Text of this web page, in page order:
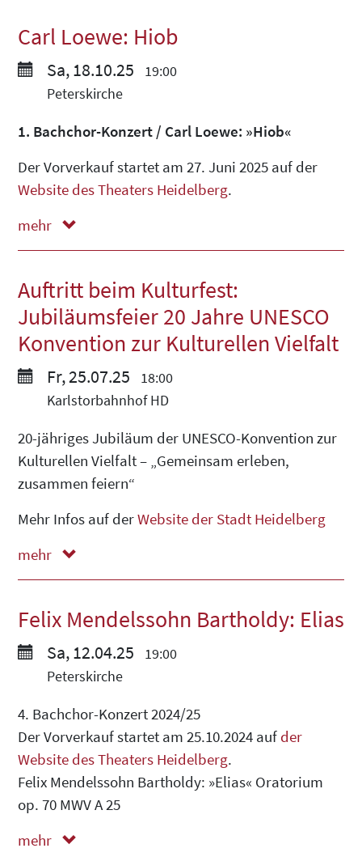
Carl Loewe: Hiob
Sa, 18.10.25
19:00
Peterskirche
1. Bachchor-Konzert / Carl Loewe: »Hiob«
Der Vorverkauf startet am 27. Juni 2025 auf der
Website des Theaters Heidelberg.
mehr
weniger
Auftritt beim Kulturfest:
Jubiläumsfeier 20 Jahre UNESCO
Konvention zur Kulturellen Vielfalt
Fr, 25.07.25
18:00
Karlstorbahnhof HD
20-jähriges Jubiläum der UNESCO-Konvention zur
Kulturellen Vielfalt – „Gemeinsam erleben,
zusammen feiern“
Mehr Infos auf derWebsite der Stadt Heidelberg
mehr
weniger
Felix Mendelssohn Bartholdy: Elias
Sa, 12.04.25
19:00
Peterskirche
4. Bachchor-Konzert 2024/25
Der Vorverkauf startet am 25.10.2024 auf der
Website des Theaters Heidelberg.
Felix Mendelssohn Bartholdy: »Elias« Oratorium
op. 70 MWV A 25
mehr